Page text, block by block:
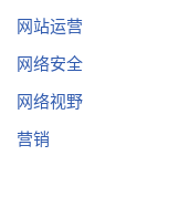
网站运营
网络安全
网络视野
营销